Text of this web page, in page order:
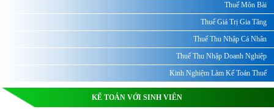
Thuế Môn Bài
Thuế Giá Trị Gia Tăng
Thuế Thu Nhập Cá Nhân
Thuế Thu Nhập Doanh Nghiệp
Kinh Nghiệm Làm Kế Toán Thuế
KẾ TOÁN VỚI SINH VIÊN